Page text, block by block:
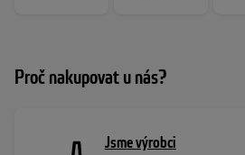
Proč nakupovat u nás?
Jsme výrobci